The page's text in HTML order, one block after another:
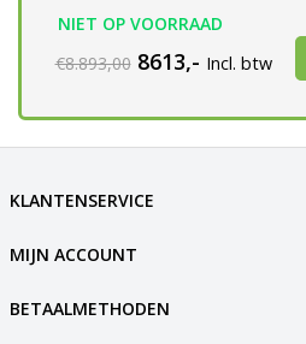
NIET OP VOORRAAD
€8.893,00 8613,- Incl. btw
KLANTENSERVICE
MIJN ACCOUNT
BETAALMETHODEN